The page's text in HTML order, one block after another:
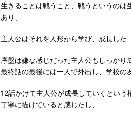
生きることは戦うこと、戦うというのは
あり、
主人公はそれを人形から学び、成長した
序盤は嫌な感じだった主人公もしっかり
最終話の最後には一人で外出し、学校の
12話かけて主人公が成長していくという
丁寧に描けていると感じたし、